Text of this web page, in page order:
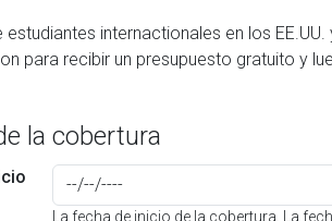
la cobertura
La fecha de inicio de la cobertura. La